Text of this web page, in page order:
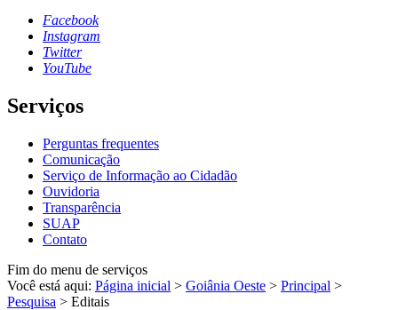
Facebook
Instagram
Twitter
YouTube
Serviços
Perguntas frequentes
Comunicação
Serviço de Informação ao Cidadão
Ouvidoria
Transparência
SUAP
Contato
Fim do menu de serviços
Você está aqui: Página inicial > Goiânia Oeste > Principal >
Pesquisa > Editais